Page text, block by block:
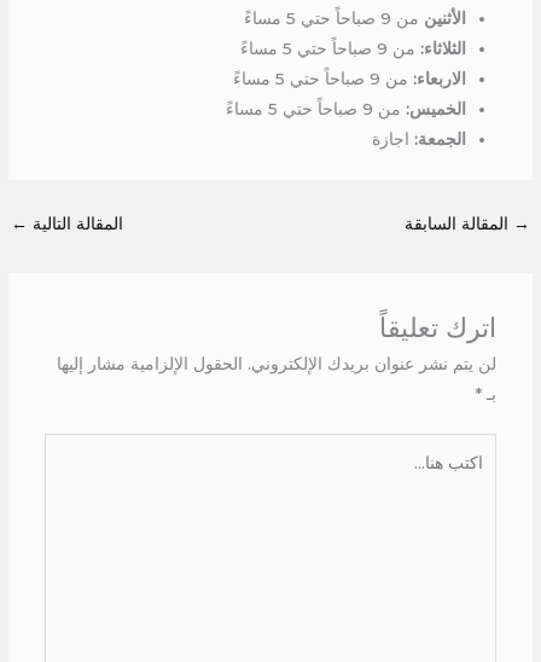
الأثنين من 9 صباحاً حتي 5 مساءً
الثلاثاء: من 9 صباحاً حتي 5 مساءً
الاربعاء: من 9 صباحاً حتي 5 مساءً
الخميس: من 9 صباحاً حتي 5 مساءً
الجمعة: اجازة
→ المقالة السابقة المقالة التالية ←
اترك تعليقاً
لن يتم نشر عنوان بريدك الإلكتروني. الحقول الإلزامية مشار إليها
بـ *